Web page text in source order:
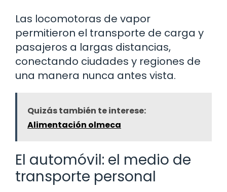
Las locomotoras de vapor
permitieron el transporte de carga y
pasajeros a largas distancias,
conectando ciudades y regiones de
una manera nunca antes vista.
Quizás también te interese:
Alimentación olmeca
El automóvil: el medio de
transporte personal